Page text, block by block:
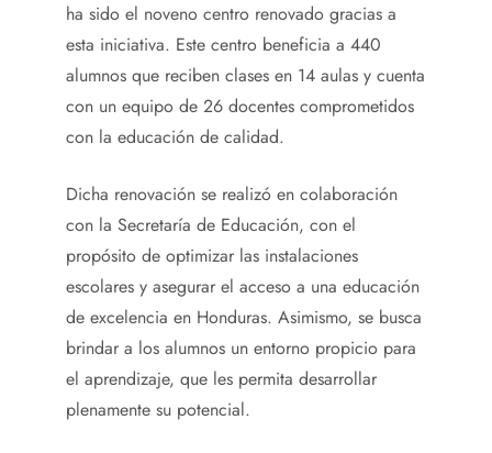
ha sido el noveno centro renovado gracias a
esta iniciativa. Este centro beneficia a 440
alumnos que reciben clases en 14 aulas y cuenta
con un equipo de 26 docentes comprometidos
con la educación de calidad.
Dicha renovación se realizó en colaboración
con la Secretaría de Educación, con el
propósito de optimizar las instalaciones
escolares y asegurar el acceso a una educación
de excelencia en Honduras. Asimismo, se busca
brindar a los alumnos un entorno propicio para
el aprendizaje, que les permita desarrollar
plenamente su potencial.